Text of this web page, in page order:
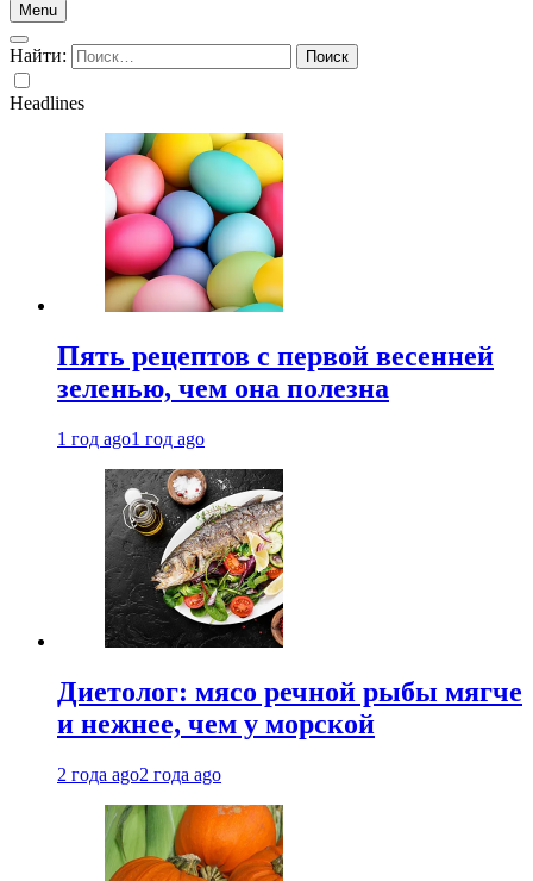
Menu
Найти:
Headlines
Пять рецептов с первой весенней
зеленью, чем она полезна
1 год ago1 год ago
Диетолог: мясо речной рыбы мягче
и нежнее, чем у морской
2 года ago2 года ago